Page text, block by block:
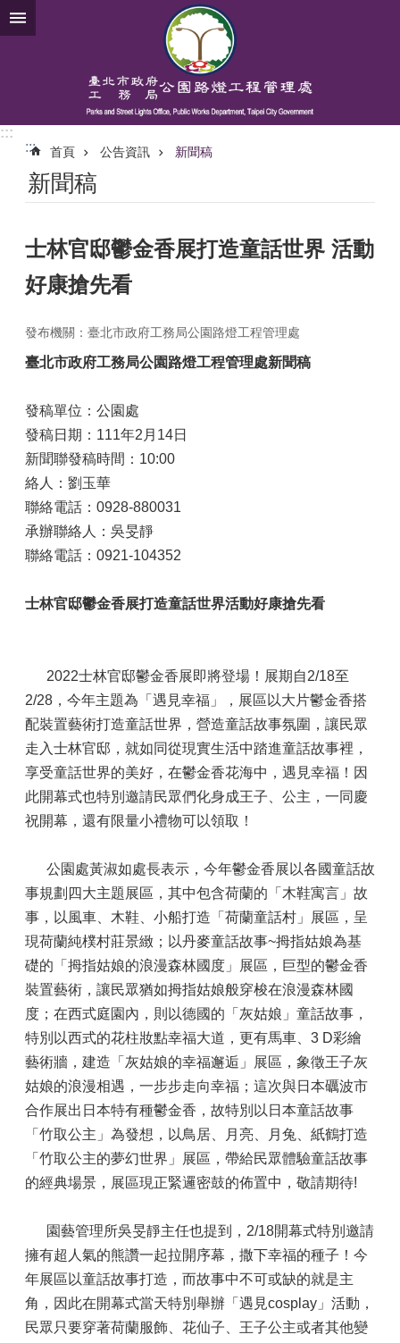
跳到主要內容區塊
:::
::: 首頁 公告資訊 新聞稿
新聞稿
士林官邸鬱金香展打造童話世界 活動
好康搶先看
發布機關：臺北市政府工務局公園路燈工程管理處
臺北市政府工務局公園路燈工程管理處新聞稿
發稿單位：公園處
發稿日期：111年2月14日
新聞聯發稿時間：10:00
絡人：劉玉華
聯絡電話：0928-880031
承辦聯絡人：吳旻靜
聯絡電話：0921-104352
士林官邸鬱金香展打造童話世界活動好康搶先看
2022士林官邸鬱金香展即將登場！展期自2/18至
2/28，今年主題為「遇見幸福」，展區以大片鬱金香搭
配裝置藝術打造童話世界，營造童話故事氛圍，讓民眾
走入士林官邸，就如同從現實生活中踏進童話故事裡，
享受童話世界的美好，在鬱金香花海中，遇見幸福！因
此開幕式也特別邀請民眾們化身成王子、公主，一同慶
祝開幕，還有限量小禮物可以領取！
公園處黃淑如處長表示，今年鬱金香展以各國童話故
事規劃四大主題展區，其中包含荷蘭的「木鞋寓言」故
事，以風車、木鞋、小船打造「荷蘭童話村」展區，呈
現荷蘭純樸村莊景緻；以丹麥童話故事~拇指姑娘為基
礎的「拇指姑娘的浪漫森林國度」展區，巨型的鬱金香
裝置藝術，讓民眾猶如拇指姑娘般穿梭在浪漫森林國
度；在西式庭園內，則以德國的「灰姑娘」童話故事，
特別以西式的花柱妝點幸福大道，更有馬車、3 D彩繪
藝術牆，建造「灰姑娘的幸福邂逅」展區，象徵王子灰
姑娘的浪漫相遇，一步步走向幸福；這次與日本礪波市
合作展出日本特有種鬱金香，故特別以日本童話故事
「竹取公主」為發想，以鳥居、月亮、月兔、紙鶴打造
「竹取公主的夢幻世界」展區，帶給民眾體驗童話故事
的經典場景，展區現正緊邏密鼓的佈置中，敬請期待!
園藝管理所吳旻靜主任也提到，2/18開幕式特別邀請
擁有超人氣的熊讚一起拉開序幕，撒下幸福的種子！今
年展區以童話故事打造，而故事中不可或缺的就是主
角，因此在開幕式當天特別舉辦「遇見cosplay」活動，
民眾只要穿著荷蘭服飾、花仙子、王子公主或者其他變